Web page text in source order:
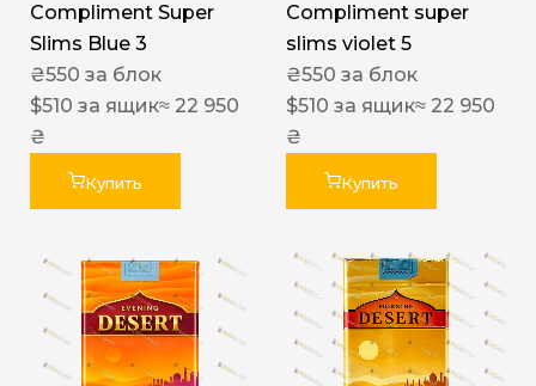
Compliment Super
Slims Blue 3
₴550 за блок
$510 за ящик≈ 22 950
₴
Купить
Compliment super
slims violet 5
₴550 за блок
$510 за ящик≈ 22 950
₴
Купить